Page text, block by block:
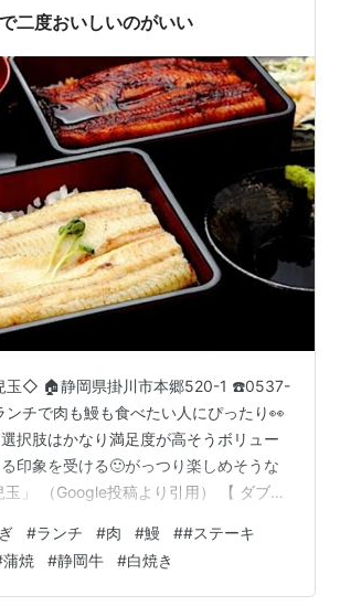
、ふっくらとした身と香ばしい焼き目…
で二度おいしいのがいい
玉◇ 🏠静岡県掛川市本郷520-1 ☎️0537-
チで肉も鰻も食べたい人にぴったり👀
択肢はかなり満足度が高そうボリュー
印象を受ける🙂がっつり楽しめそうな
玉」 （Google投稿より引用） 【 ダブル
6分『うなぎと肉 兒玉』です。 掛川で
ぎ料理をランチでお探しの方は、ぜひ
さい✨ 本当に質の高いうなぎを求める
#ランチ #肉 #鰻 ##ステーキ
蒲焼 #静岡牛 #白焼き